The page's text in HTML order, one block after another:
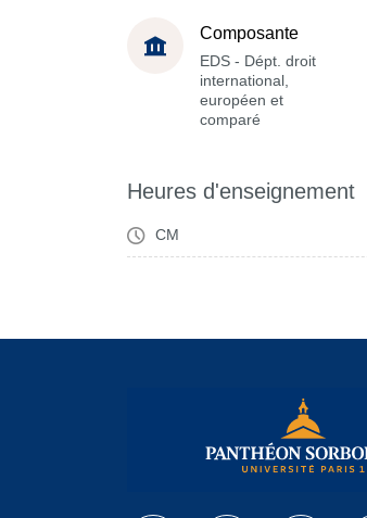
Composante
EDS - Dépt. droit
international,
européen et
comparé
Heures d'enseignement
CM